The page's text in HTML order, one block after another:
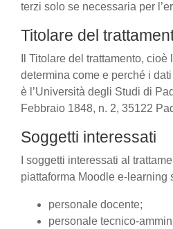
terzi solo se necessaria per
Titolare del
Il Titolare del trattamento, cioè
determina come e perché i
è l’Università degli Studi di
Febbraio 1848, n. 2, 35122
Soggetti interessati
I soggetti interessati al
piattaforma Moodle e-learning
personale docente;
personale tecnico-